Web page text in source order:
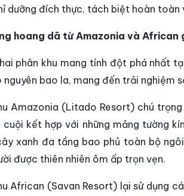
dưỡng đích thực, tách biệt hoàn toàn
hoang dã từ Amazonia và African
phân khu mang tính đột phá nhất
nguyên bao la, mang đến trải nghiệm
Amazonia (Litado Resort) chú
cuội kết hợp với những mảng tường
xanh đa tầng bao phủ toàn bộ
được thiên nhiên ôm ấp trọn vẹn.
African (Savan Resort) lại sử dụng